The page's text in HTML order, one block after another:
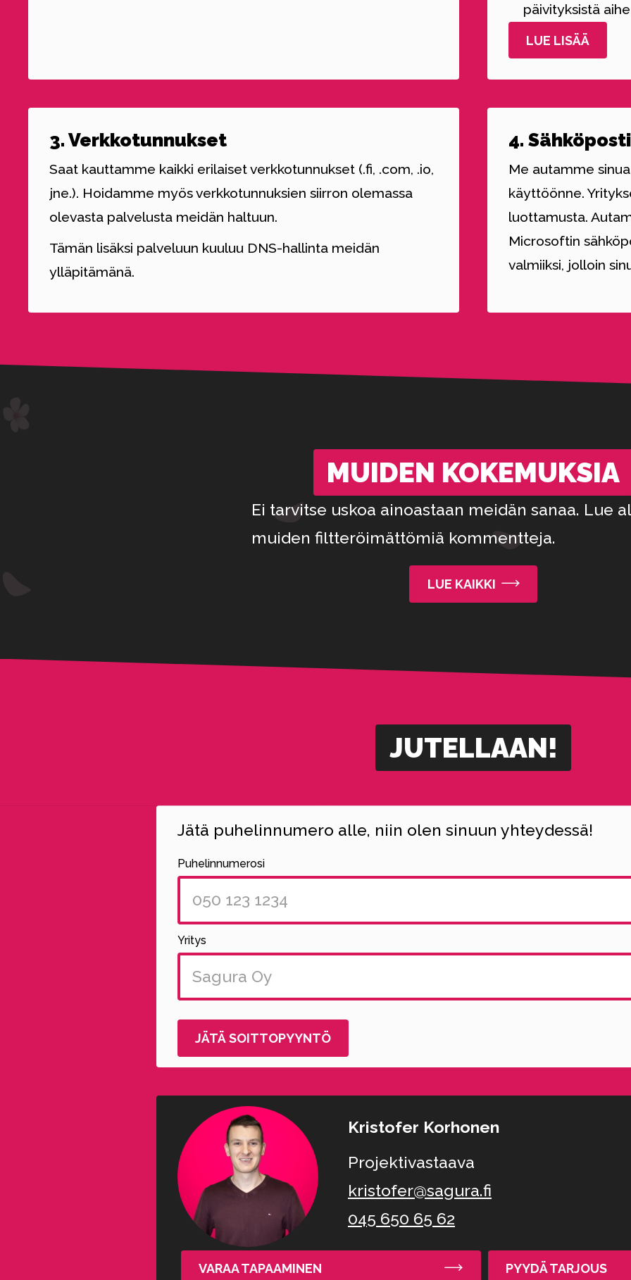
päivityksistä
LUE LISÄÄ
3. Verkkotunnukset
Saat kauttamme kaikki erilaiset verkkotunnukset (.fi, .com, .io,
jne.). Hoidamme myös verkkotunnuksien siirron olemassa
olevasta palvelusta meidän haltuun.
Tämän lisäksi palveluun kuuluu DNS-hallinta meidän
ylläpitämänä.
4.
Me autamme
käyttöönne.
luottamusta.
Microsoftin
valmiiksi, jolloin
MUIDEN KOKEMUKSIA
Ei tarvitse uskoa ainoastaan meidän sanaa. Lue
muiden filtteröimättömiä kommentteja.
LUE KAIKKI
JUTELLAAN!
Jätä puhelinnumero alle, niin olen sinuun yhteydessä!
Puhelinnumerosi
Yritys
Alternative:
Kristofer Korhonen
Projektivastaava
kristofer@sagura.fi
045 650 65 62
VARAA TAPAAMINEN PYYDÄ TARJOUS